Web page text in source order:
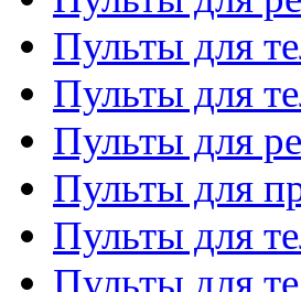
Пульты для
Пульты для
Пульты для
Пульты для
Пульты для
Пульты для